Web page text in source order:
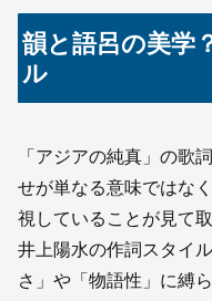
韻と語呂の美学
ル
「アジアの純真」の歌
せが単なる意味ではなく
視していることが見て取
井上陽水の作詞スタイ
さ」や「物語性」に縛